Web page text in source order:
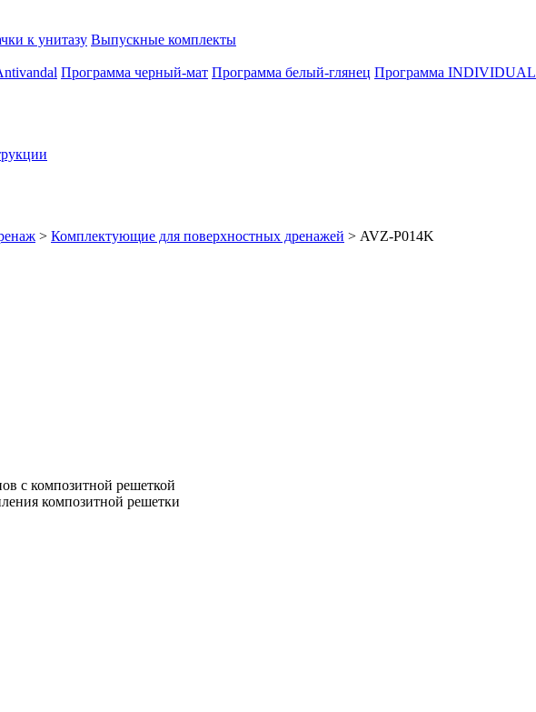
к унитазу Выпускные комплекты
Программа черный-мат Программа белый-глянец Программа INDIVIDUAL
> Комплектующие для поверхностных дренажей > AVZ-P014K
с композитной решеткой
композитной решетки